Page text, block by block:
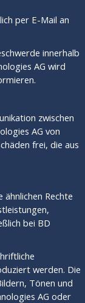
per E-Mail an
innerhalb
AG wird
zwischen
AG von
frei, die aus
ähnlichen Rechte
bei BD
werden. Die
Tönen und
AG oder